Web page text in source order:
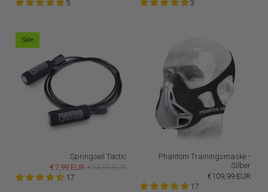
5
3
Sale
Springseil Tactic
€7,99 EUR €14,99 EUR
17
Phantom Trainingsmaske -
Silber
€109,99 EUR
17